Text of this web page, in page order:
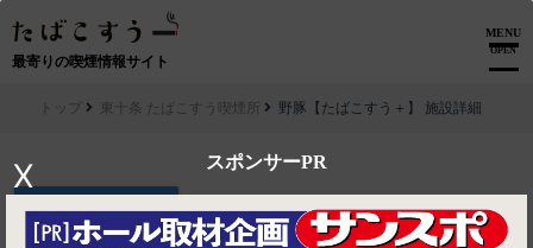
最寄りの喫煙情報サイト
MENU
OPEN
スポンサーPR
X
トップ 東十条 たばこすう喫煙所 野豚【たばこすう＋】 施設詳細
▶ ルートを見る